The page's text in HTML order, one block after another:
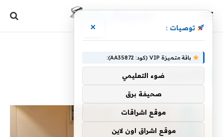
والنرويجي
توصيات : ×
باقة متميزة VIP (كود: AA35872):
ضوء التعليمي
صحيفة برق
موقع اشراقات
موقع اشراق اون لاين